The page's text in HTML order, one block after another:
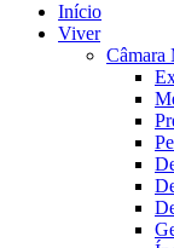
Início
Viver
Câmara